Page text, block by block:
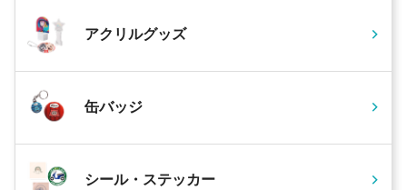
アクリルグッズ
缶バッジ
シール・ステッカー